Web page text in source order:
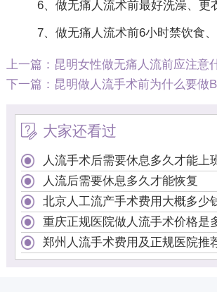
6、做无痛人流术前最好洗澡、更
7、做无痛人流术前6小时禁饮食、
上一篇： 昆明女性做无痛人流前应注意
下一篇： 昆明做人流手术前为什么要做
大家还看过
人流手术后需要休息多久才能上
人流后需要休息多久才能恢复
北京人工流产手术费用大概多少
重庆正规医院做人流手术价格是
郑州人流手术费用及正规医院推